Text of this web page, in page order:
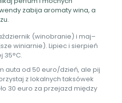
zabija aromaty wina, a
(winobranie) i maj–
winiarnie). Lipiec i sierpień
35°C.
auta od 50 euro/dzień, ale pij
z lokalnych taksówek
30 euro za przejazd między